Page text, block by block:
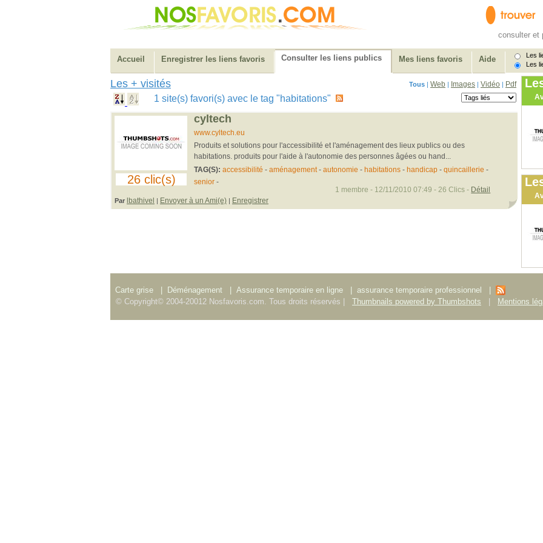
consulter et
Accueil Enregistrer les liens favoris Consulter les liens publics Mes liens favoris Aide
Les
Les
Les + visités Tous | Web | Images | Vidéo | Pdf
1 site(s) favori(s) avec le tag "habitations"
26 clic(s)
cyltech
www.cyltech.eu
Produits et solutions pour l'accessibilité et l'aménagement des lieux publics ou des
habitations. produits pour l'aide à l'autonomie des personnes âgées ou hand...
TAG(S): accessibilité - aménagement- autonomie - habitations- handicap- quincaillerie -
senior-
Par lbathivel | Envoyer à un Ami(e) | Enregistrer
1 membre - 12/11/2010 07:49 - 26 Clics - Détail
Carte grise Déménagement Assurance temporaire en ligne assurance temporaire professionnel
© Copyright© 2004-20012 Nosfavoris.com. Tous droits réservés |
Thumbnails powered by Thumbshots Mentions